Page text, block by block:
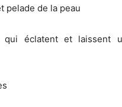
pelade de la peau
qui éclatent et laissent